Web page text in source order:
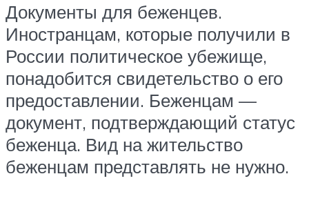
Документы для беженцев.
Иностранцам, которые получили в
России политическое убежище,
понадобится свидетельство о его
предоставлении. Беженцам —
документ, подтверждающий статус
беженца. Вид на жительство
беженцам представлять не нужно.